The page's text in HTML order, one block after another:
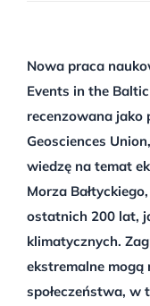
Nowa praca
Events in the
recenzowana jako
Geosciences
wiedzę na temat
Morza
ostatnich 200 lat,
klimatycznych.
ekstremalne mogą
społeczeństwa, w